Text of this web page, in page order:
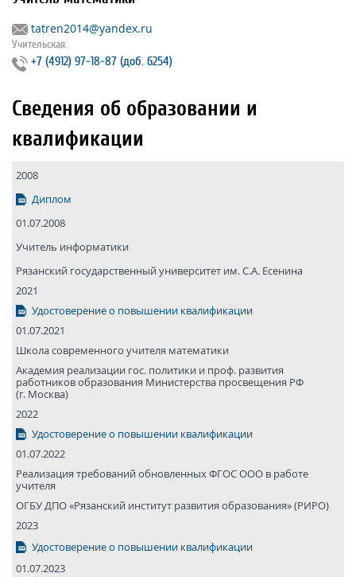
tatren2014@yandex.ru
Учительская:
+7 (4912) 97‐18‐87 (доб. 6254)
Сведения об образовании и
квалификации
2008
Диплом
01.07.2008
Учитель информатики
Рязанский государствен­ный университет им. С.А. Есенина
2021
Удостоверение о повышении квалификации
01.07.2021
Школа современного учителя математики
Академия реализации гос. политики и проф. развития
работников образования Министерства просвещения РФ
(г. Москва)
2022
Удостоверение о повышении квалификации
01.07.2022
Реализация требований обновленных ФГОС ООО в работе
учителя
ОГБУ ДПО «Рязанский институт развития образования» (РИРО)
2023
Удостоверение о повышении квалификации
01.07.2023